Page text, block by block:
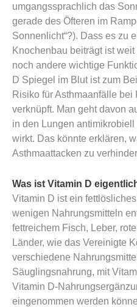
umgangssprachlich das
gerade des Öfteren im
Sonnenlicht“?). Dass es zu
Knochenbau beiträgt ist
noch andere wichtige
D Spiegel im Blut ist zum
Risiko für Asthmaanfälle
verknüpft. Man geht davon
in den Lungen
wirkt. Das könnte erklären,
Asthmaattacken zu
Was ist Vitamin D
Vitamin D ist ein
wenigen Nahrungsmitteln
fettreichem Fisch, Leber,
Länder, wie das Vereinigte
verschiedene
Säuglingsnahrung, mit
Vitamin D-
eingenommen werden